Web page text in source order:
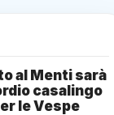
al Menti sarà
casalingo
le Vespe